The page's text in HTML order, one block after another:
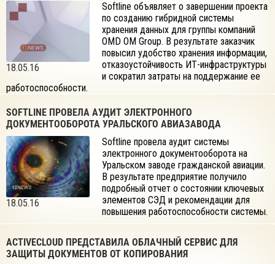
18.05.16
Softline объявляет о завершении проекта
по созданию гибридной системы
хранения данных для группы компаний
OMD OM Group. В результате заказчик
повысил удобство хранения информации,
отказоустойчивость ИТ-инфраструктуры
и сократил затраты на поддержание ее
работоспособности.
SOFTLINE ПРОВЕЛА АУДИТ ЭЛЕКТРОННОГО
ДОКУМЕНТООБОРОТА УРАЛЬСКОГО АВИАЗАВОДА
18.05.16
Softline провела аудит системы
электронного документооборота на
Уральском заводе гражданской авиации.
В результате предприятие получило
подробный отчет о состоянии ключевых
элементов СЭД и рекомендации для
повышения работоспособности системы.
ACTIVECLOUD ПРЕДСТАВИЛА ОБЛАЧНЫЙ СЕРВИС ДЛЯ
ЗАЩИТЫ ДОКУМЕНТОВ ОТ КОПИРОВАНИЯ